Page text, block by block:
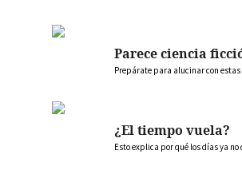
Parece ciencia
Prepárate para alucinar con
¿El tiempo vuela?
Esto explica por qué los días ya